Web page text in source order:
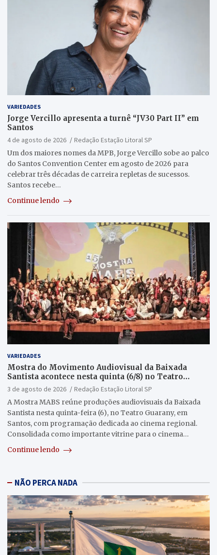
VARIEDADES
Jorge Vercillo apresenta a turnê “JV30 Part II” em
Santos
4 de agosto de 2026
Redação Estação Litoral SP
Um dos maiores nomes da MPB, Jorge Vercillo sobe ao palco
do Santos Convention Center em agosto de 2026 para
celebrar três décadas de carreira repletas de sucessos.
Santos recebe…
Continue lendo
VARIEDADES
Mostra do Movimento Audiovisual da Baixada
Santista acontece nesta quinta (6/8) no Teatro
Guarany
3 de agosto de 2026
Redação Estação Litoral SP
A Mostra MABS reúne produções audiovisuais da Baixada
Santista nesta quinta-feira (6), no Teatro Guarany, em
Santos, com programação dedicada ao cinema regional.
Consolidada como importante vitrine para o cinema…
Continue lendo
NÃO PERCA NADA